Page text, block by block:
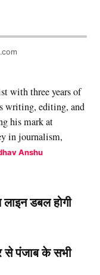
with three years of
writing, editing, and
his mark at
in journalism,
Anshu
डबल होगी
से पंजाब के सभी